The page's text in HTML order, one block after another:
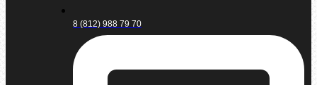
8 (812) 988 79 70